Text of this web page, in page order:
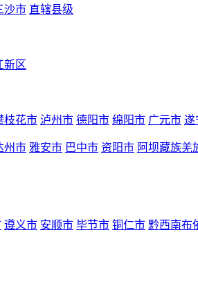
沙市 直辖县级
新区
枝花市 泸州市 德阳市 绵阳市 广元市 遂
州市 雅安市 巴中市 资阳市 阿坝藏族羌
遵义市 安顺市 毕节市 铜仁市 黔西南布